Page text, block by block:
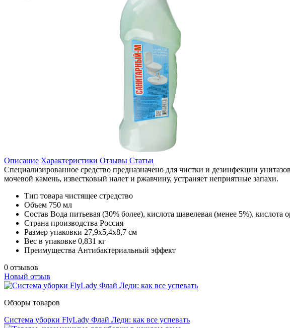
Описание Характеристики Отзывы Статьи
Специализированное средство предназначено для чистки и дезинфекции
мочевой камень, известковый налет и ржавчину, устраняет неприятные запахи.
Тип товара чистящее стредство
Объем 750 мл
Состав Вода питьевая (30% более), кислота щавелевая (менее 5%),
Страна производства Россия
Размер упаковки 27,9х5,4х8,7 см
Вес в упаковке 0,831 кг
Преимущества Антибактериальный эффект
0 отзывов
Новый отзыв
Обзоры товаров
Система уборки FlyLady Флай Леди: как все успевать